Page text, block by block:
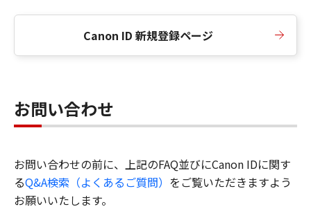
Canon ID 新規登録ページ
お問い合わせ
お問い合わせの前に、上記のFAQ並びにCanon IDに関す
るQ&A検索（よくあるご質問） をご覧いただきますよう
お願いいたします。